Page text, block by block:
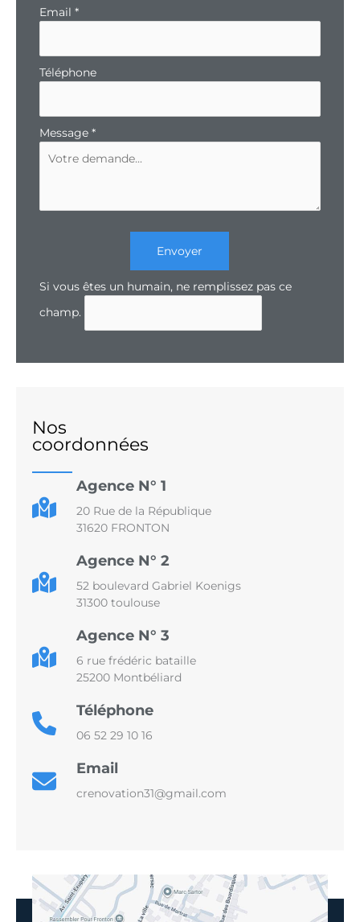
Email *
Téléphone
Message *
Envoyer
Si vous êtes un humain, ne remplissez pas ce
champ.
Nos
coordonnées
Agence N° 1
20 Rue de la République
31620 FRONTON
Agence N° 2
52 boulevard Gabriel Koenigs
31300 toulouse
Agence N° 3
6 rue frédéric bataille
25200 Montbéliard
Téléphone
06 52 29 10 16
Email
crenovation31@gmail.com